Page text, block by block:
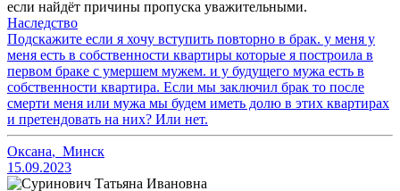
если найдёт причины пропуска уважительными.
Наследство
Подскажите если я хочу вступить повторно в брак. у меня у
меня есть в собственности квартиры которые я построила в
первом браке с умершем мужем. и у будущего мужа есть в
собственности квартира. Если мы заключил брак то после
смерти меня или мужа мы будем иметь долю в этих квартирах
и претендовать на них? Или нет.
Оксана, Минск
15.09.2023